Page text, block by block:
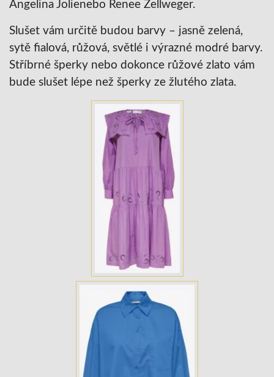
Angelina Jolienebo Renee Zellweger.
Slušet vám určitě budou barvy – jasně zelená,
sytě fialová, růžová, světlé i výrazné modré barvy.
Stříbrné šperky nebo dokonce růžové zlato vám
bude slušet lépe než šperky ze žlutého zlata.